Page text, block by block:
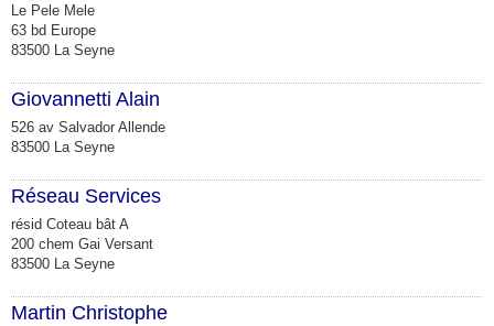
Le Pele Mele
63 bd Europe
83500 La Seyne
Giovannetti Alain
526 av Salvador Allende
83500 La Seyne
Réseau Services
résid Coteau bât A
200 chem Gai Versant
83500 La Seyne
Martin Christophe